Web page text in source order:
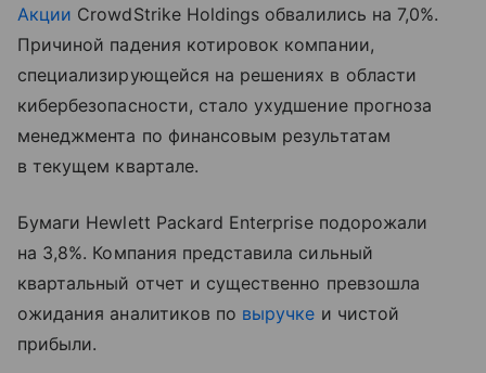
Акции CrowdStrike Holdings обвалились на 7,0%.
Причиной падения котировок компании,
специализирующейся на решениях в области
кибербезопасности, стало ухудшение прогноза
менеджмента по финансовым результатам
в текущем квартале.
Бумаги Hewlett Packard Enterprise подорожали
на 3,8%. Компания представила сильный
квартальный отчет и существенно превзошла
ожидания аналитиков по выручке и чистой
прибыли.